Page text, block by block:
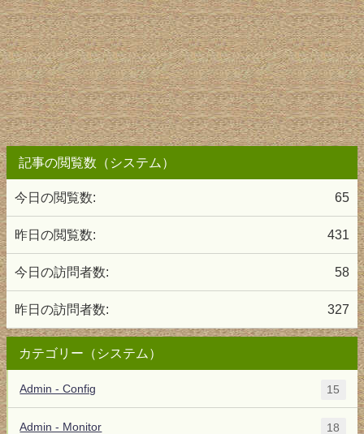
記事の閲覧数（システム）
65
今日の閲覧数:
431
昨日の閲覧数:
58
今日の訪問者数:
327
昨日の訪問者数:
カテゴリー（システム）
Admin - Config 15
Admin - Monitor 18